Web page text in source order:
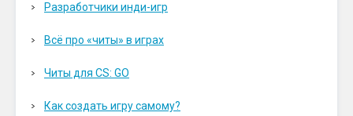
Разработчики инди-игр
Всё про «читы» в играх
Читы для CS: GO
Как создать игру самому?